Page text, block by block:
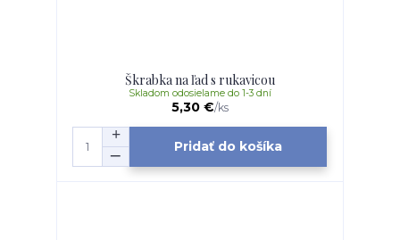
Škrabka na ľad s rukavicou
5,30 €/ks
Skladom odosielame do 1-3 dní
Pridať do košíka